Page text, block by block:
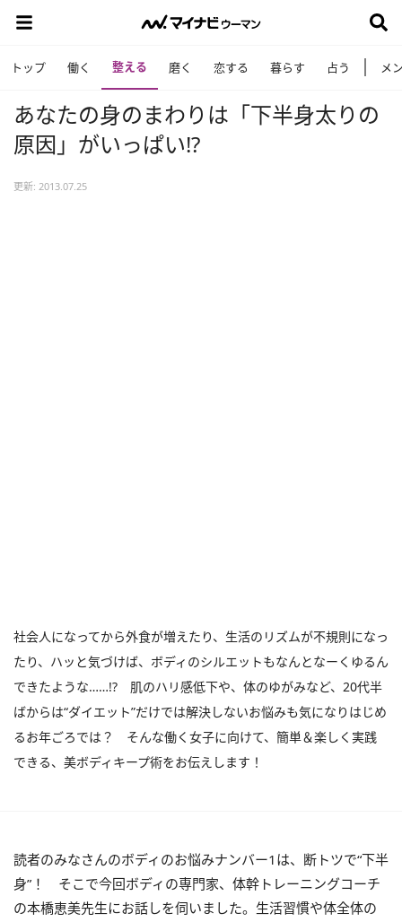
トップ 働く 整える 磨く 恋する 暮らす 占う メ
あなたの身のまわりは「下半身太りの
原因」がいっぱい!?
更新: 2013.07.25
社会人になってから外食が増えたり、生活のリズムが不規則になっ
たり、ハッと気づけば、ボディのシルエットもなんとなーくゆるん
できたような……!? 肌のハリ感低下や、体のゆがみなど、20代半
ばからは“ダイエット”だけでは解決しないお悩みも気になりはじめ
るお年ごろでは？ そんな働く女子に向けて、簡単＆楽しく実践
できる、美ボディキープ術をお伝えします！
読者のみなさんのボディのお悩みナンバー1は、断トツで“下半
身”！ そこで今回ボディの専門家、体幹トレーニングコーチ
の本橋恵美先生にお話しを伺いました。生活習慣や体全体の